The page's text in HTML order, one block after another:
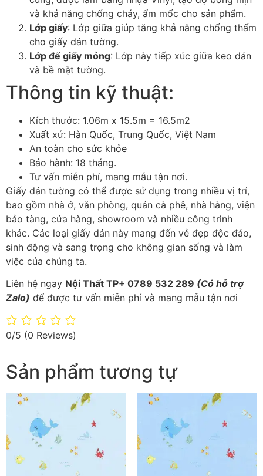
và khả năng chống cháy, ẩm mốc cho sản phẩm.
Lớp giấy: Lớp giữa giúp tăng khả năng chống thấm
cho giấy dán tường.
Lớp đế giấy mỏng: Lớp này tiếp xúc giữa keo dán
và bề mặt tường.
Thông tin kỹ thuật:
Kích thước: 1.06m x 15.5m = 16.5m2
Xuất xứ: Hàn Quốc, Trung Quốc, Việt Nam
An toàn cho sức khỏe
Bảo hành: 18 tháng.
Tư vấn miễn phí, mang mẫu tận nơi.
Giấy dán tường có thể được sử dụng trong nhiều vị trí,
bao gồm nhà ở, văn phòng, quán cà phê, nhà hàng, viện
bảo tàng, cửa hàng, showroom và nhiều công trình
khác. Các loại giấy dán này mang đến vẻ đẹp độc đáo,
sinh động và sang trọng cho không gian sống và làm
việc của chúng ta.
Liên hệ ngay Nội Thất TP+ 0789 532 289 (Có hỗ trợ
Zalo) để được tư vấn miễn phí và mang mẫu tận nơi
0/5 (0 Reviews)
Sản phẩm tương tự